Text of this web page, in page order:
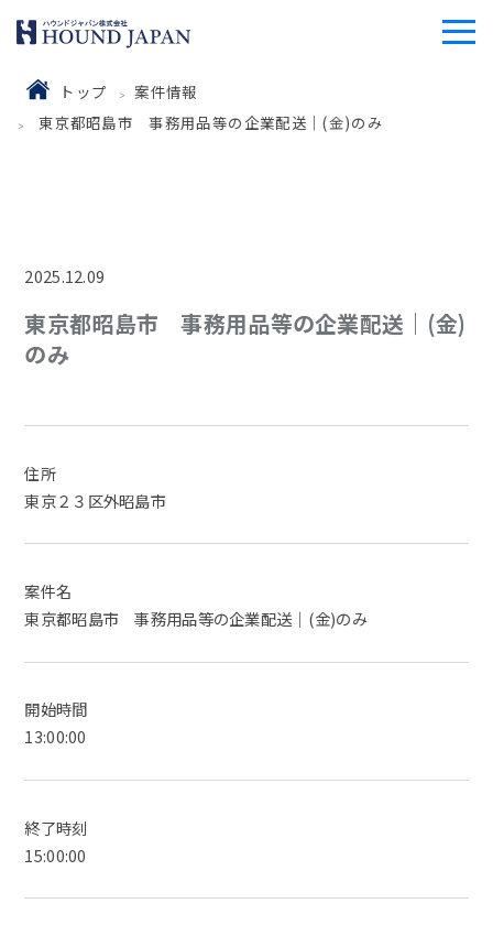
トップ
案件情報
東京都昭島市 事務用品等の企業配送｜(金)のみ
2025.12.09
東京都昭島市 事務用品等の企業配送｜(金)
のみ
住所
東京２３区外昭島市
案件名
東京都昭島市 事務用品等の企業配送｜(金)のみ
開始時間
13:00:00
終了時刻
15:00:00